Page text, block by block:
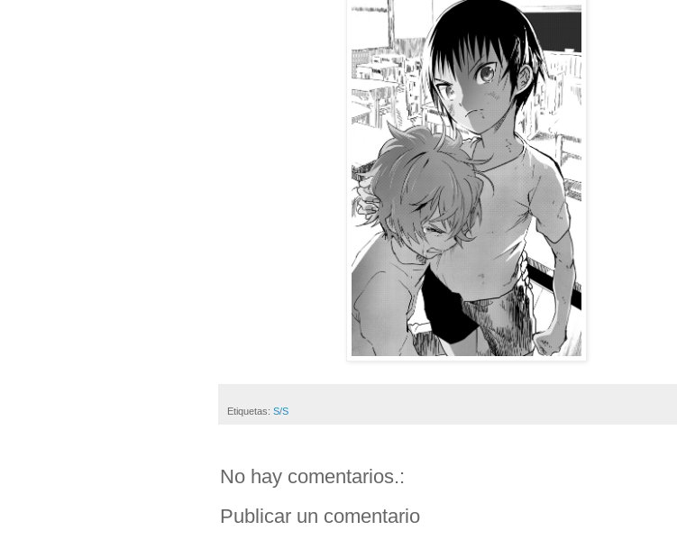
Etiquetas: S/S
No hay comentarios.:
Publicar un comentario